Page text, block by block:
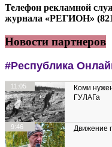
Телефон рекламной
журнала «РЕГИОН»
Новости партнеров